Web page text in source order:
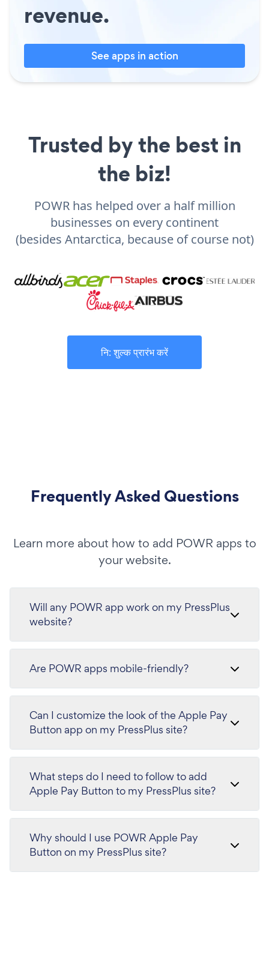
revenue.
See apps in action
Trusted by the best in
the biz!
POWR has helped over a half million
businesses on every continent
(besides Antarctica, because of course not)
नि: शुल्क प्रारंभ करें
Frequently Asked Questions
Learn more about how to add POWR apps to
your website.
Will any POWR app work on my PressPlus
website?
Are POWR apps mobile-friendly?
Can I customize the look of the Apple Pay
Button app on my PressPlus site?
What steps do I need to follow to add
Apple Pay Button to my PressPlus site?
Why should I use POWR Apple Pay
Button on my PressPlus site?